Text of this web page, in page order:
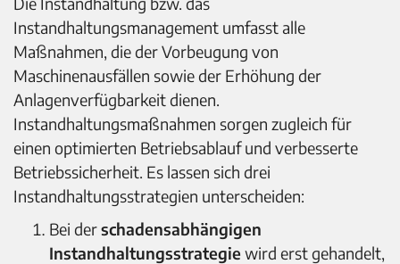
Instandhaltungsmanagement umfasst alle
Maßnahmen, die der Vorbeugung von
Maschinenausfällen sowie der Erhöhung der
Anlagenverfügbarkeit dienen.
Instandhaltungsmaßnahmen sorgen zugleich für
einen optimierten Betriebsablauf und verbesserte
Betriebssicherheit. Es lassen sich drei
Instandhaltungsstrategien unterscheiden:
Bei derschadensabhängigen
Instandhaltungsstrategiewird erst gehandelt,